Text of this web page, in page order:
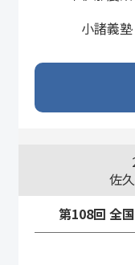
小諸義塾
佐
第108回 全